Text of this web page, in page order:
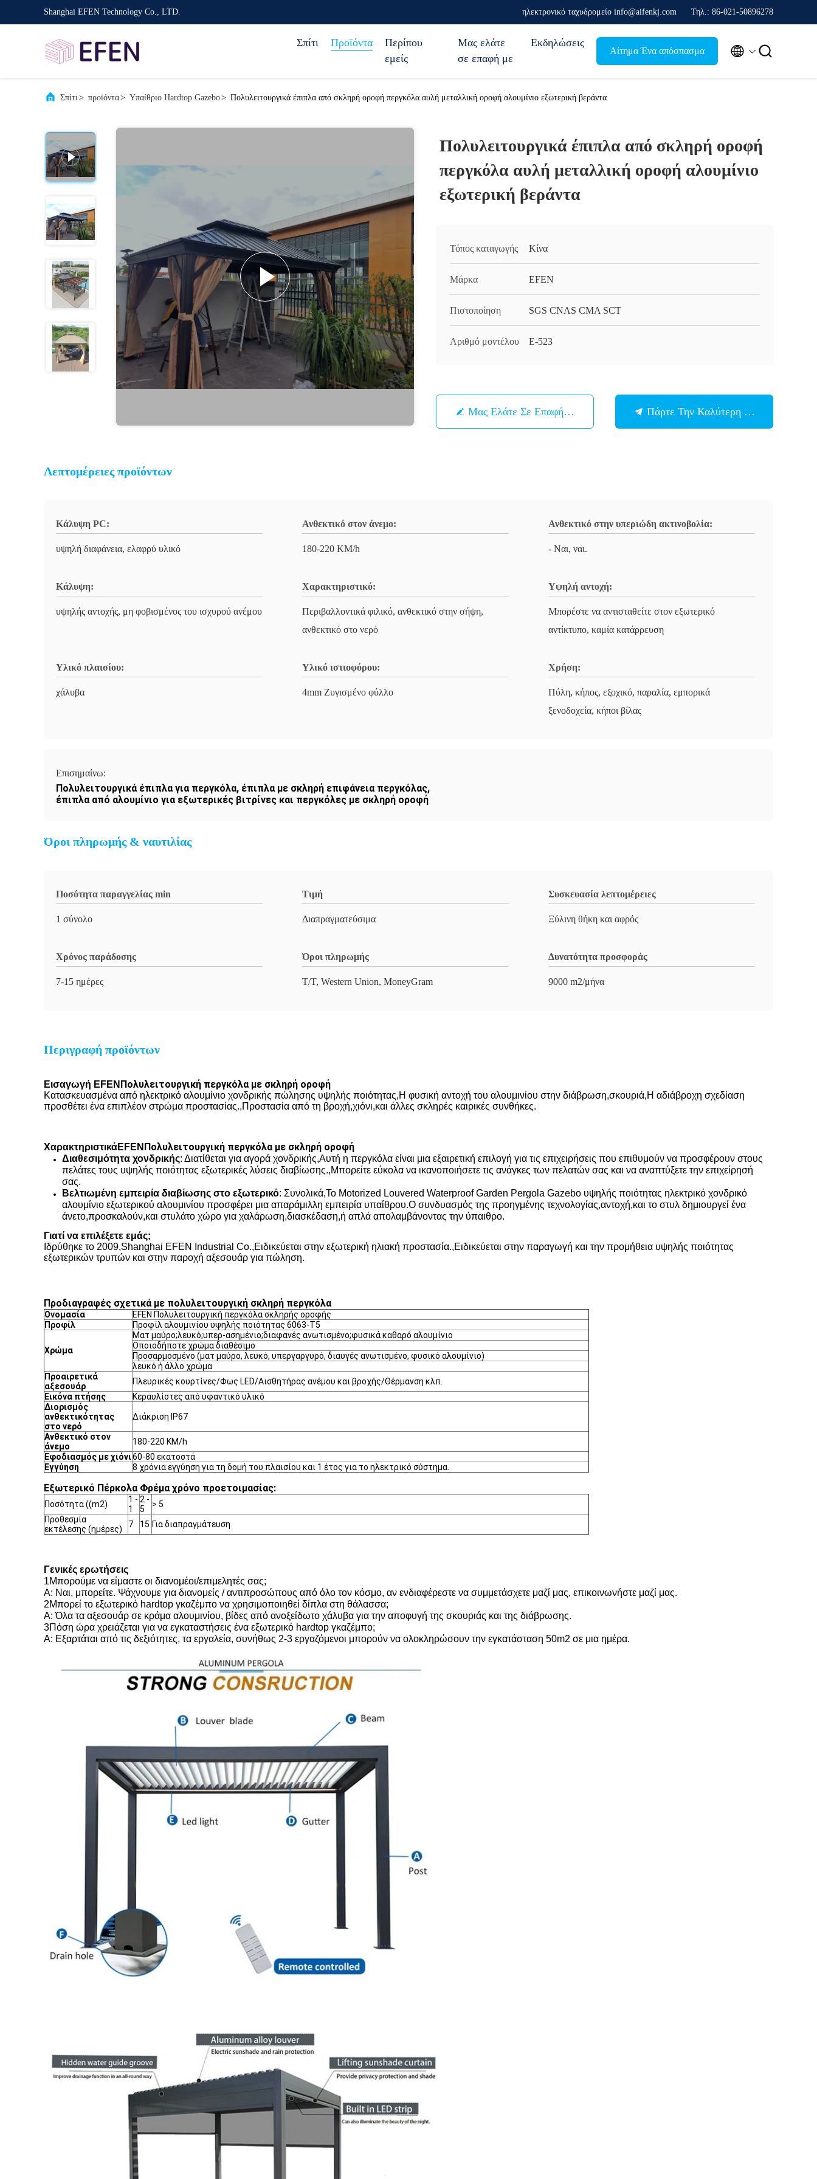
Shanghai EFEN Technology Co., LTD. ηλεκτρονικό ταχυδρομείο info@aifenkj.com Τηλ.: 86-021-50896278
Σπίτι Προϊόντα
Περίπου
εμείς
Μας ελάτε
σε επαφή με
Εκδηλώσεις
Αίτημα Ένα απόσπασμα  
Σπίτι> προϊόντα> Υπαίθριο Hardtop Gazebo> Πολυλειτουργικά έπιπλα από σκληρή οροφή περγκόλα αυλή μεταλλική οροφή αλουμίνιο εξωτερική βεράντα
Πολυλειτουργικά έπιπλα από σκληρή οροφή
περγκόλα αυλή μεταλλική οροφή αλουμίνιο
εξωτερική βεράντα
Τόπος καταγωγής Κίνα
Μάρκα EFEN
Πιστοποίηση SGS CNAS CMA SCT
Αριθμό μοντέλου Ε-523
Μας Ελάτε Σε Επαφή Με Πάρτε Την Καλύτερη Τιμή
Λεπτομέρειες προϊόντων
Κάλυψη PC:
υψηλή διαφάνεια, ελαφρύ υλικό
Ανθεκτικό στον άνεμο:
180-220 KM/h
Ανθεκτικό στην υπεριώδη ακτινοβολία:
- Ναι, ναι.
Κάλυψη:
υψηλής αντοχής, μη φοβισμένος του ισχυρού ανέμου
Χαρακτηριστικό:
Περιβαλλοντικά φιλικό, ανθεκτικό στην σήψη,
ανθεκτικό στο νερό
Υψηλή αντοχή:
Μπορέστε να αντισταθείτε στον εξωτερικό
αντίκτυπο, καμία κατάρρευση
Υλικό πλαισίου:
χάλυβα
Υλικό ιστιοφόρου:
4mm Ζυγισμένο φύλλο
Χρήση:
Πύλη, κήπος, εξοχικό, παραλία, εμπορικά
ξενοδοχεία, κήποι βίλας
Επισημαίνω:
Πολυλειτουργικά έπιπλα για περγκόλα, έπιπλα με σκληρή επιφάνεια περγκόλας,
έπιπλα από αλουμίνιο για εξωτερικές βιτρίνες και περγκόλες με σκληρή οροφή
Όροι πληρωμής & ναυτιλίας
Ποσότητα παραγγελίας min
1 σύνολο
Τιμή
Διαπραγματεύσιμα
Συσκευασία λεπτομέρειες
Ξύλινη θήκη και αφρός
Χρόνος παράδοσης
7-15 ημέρες
Όροι πληρωμής
Τ/Τ, Western Union, MoneyGram
Δυνατότητα προσφοράς
9000 m2/μήνα
Περιγραφή προϊόντων
Εισαγωγή EFEN Πολυλειτουργική περγκόλα με σκληρή οροφή
Κατασκευασμένα από ηλεκτρικό αλουμίνιο χονδρικής πώλησης υψηλής ποιότητας,Η φυσική αντοχή του αλουμινίου στην διάβρωση,σκουριά,Η αδιάβροχη σχεδίαση
προσθέτει ένα επιπλέον στρώμα προστασίας.,Προστασία από τη βροχή,χιόνι,και άλλες σκληρές καιρικές συνθήκες.
ΧαρακτηριστικάEFEN Πολυλειτουργική περγκόλα με σκληρή οροφή
Διαθεσιμότητα χονδρικής: Διατίθεται για αγορά χονδρικής,Αυτή η περγκόλα είναι μια εξαιρετική επιλογή για τις επιχειρήσεις που επιθυμούν να προσφέρουν στους
πελάτες τους υψηλής ποιότητας εξωτερικές λύσεις διαβίωσης.,Μπορείτε εύκολα να ικανοποιήσετε τις ανάγκες των πελατών σας και να αναπτύξετε την επιχείρησή
σας.
Βελτιωμένη εμπειρία διαβίωσης στο εξωτερικό: Συνολικά,Το Motorized Louvered Waterproof Garden Pergola Gazebo υψηλής ποιότητας ηλεκτρικό χονδρικό
αλουμίνιο εξωτερικού αλουμινίου προσφέρει μια απαράμιλλη εμπειρία υπαίθρου.Ο συνδυασμός της προηγμένης τεχνολογίας,αντοχή,και το στυλ δημιουργεί ένα
άνετο,προσκαλούν,και στυλάτο χώρο για χαλάρωση,διασκέδαση,ή απλά απολαμβάνοντας την ύπαιθρο.
Γιατί να επιλέξετε εμάς;
Ιδρύθηκε το 2009,Shanghai EFEN Industrial Co.,Ειδικεύεται στην εξωτερική ηλιακή προστασία.,Ειδικεύεται στην παραγωγή και την προμήθεια υψηλής ποιότητας
εξωτερικών τρυπών και στην παροχή αξεσουάρ για πώληση.
Προδιαγραφές σχετικά με πολυλειτουργική σκληρή περγκόλα
Ονομασία
EFEN Πολυλειτουργική περγκόλα σκληρής οροφής
Προφίλ
Προφίλ αλουμινίου υψηλής ποιότητας 6063-T5
Χρώμα
Ματ μαύρο;λευκό;υπερ-ασημένιο;διαφανές ανωτισμένο;φυσικά καθαρό αλουμίνιο
Οποιοδήποτε χρώμα διαθέσιμο
Προσαρμοσμένο (ματ μαύρο, λευκό, υπεργαργυρό, διαυγές ανωτισμένο, φυσικό αλουμίνιο)
λευκό ή άλλο χρώμα
Προαιρετικά
αξεσουάρ
Πλευρικές κουρτίνες/Φως LED/Αισθητήρας ανέμου και βροχής/Θέρμανση κλπ.
Εικόνα πτήσης
Κεραυλίστες από υφαντικό υλικό
Διορισμός
ανθεκτικότητας
στο νερό
Διάκριση IP67
Ανθεκτικό στον
άνεμο
180-220 KM/h
Εφοδιασμός με χιόνι60-80 εκατοστά
Εγγύηση
8 χρόνια εγγύηση για τη δομή του πλαισίου και 1 έτος για το ηλεκτρικό σύστημα.
Εξωτερικό Πέρκολα Φρέμα χρόνο προετοιμασίας:
Ποσότητα ((m2)
1 -
1
2 -
5
> 5
Προθεσμία
εκτέλεσης (ημέρες)
7 15 Για διαπραγμάτευση
Γενικές ερωτήσεις
1Μπορούμε να είμαστε οι διανομέοι/επιμελητές σας;
Α: Ναι, μπορείτε. Ψάχνουμε για διανομείς / αντιπροσώπους από όλο τον κόσμο, αν ενδιαφέρεστε να συμμετάσχετε μαζί μας, επικοινωνήστε μαζί μας.
2Μπορεί το εξωτερικό hardtop γκαζέμπο να χρησιμοποιηθεί δίπλα στη θάλασσα;
Α: Όλα τα αξεσουάρ σε κράμα αλουμινίου, βίδες από ανοξείδωτο χάλυβα για την αποφυγή της σκουριάς και της διάβρωσης.
3Πόση ώρα χρειάζεται για να εγκαταστήσεις ένα εξωτερικό hardtop γκαζέμπο;
Α: Εξαρτάται από τις δεξιότητες, τα εργαλεία, συνήθως 2-3 εργαζόμενοι μπορούν να ολοκληρώσουν την εγκατάσταση 50m2 σε μια ημέρα.